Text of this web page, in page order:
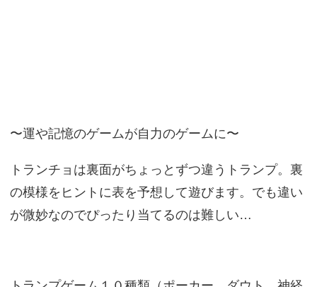
〜運や記憶のゲームが自力のゲームに〜
トランチョは裏面がちょっとずつ違うトランプ。裏
の模様をヒントに表を予想して遊びます。でも違い
が微妙なのでぴったり当てるのは難しい…